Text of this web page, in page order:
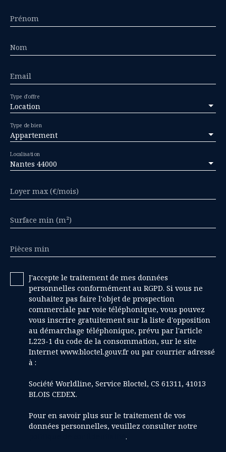
Prénom
Nom
Email
Location
Type d'offre
Appartement
Type de bien
Nantes 44000
Localisation
Loyer max (€/mois)
Surface min (m²)
Pièces min
J'accepte le traitement de mes données
personnelles conformément au RGPD. Si vous ne
souhaitez pas faire l'objet de prospection
commerciale par voie téléphonique, vous pouvez
vous inscrire gratuitement sur la liste d'opposition
au démarchage téléphonique, prévu par l'article
L223-1 du code de la consommation, sur le site
Internet www.bloctel.gouv.fr ou par courrier adressé
à :
Société Worldline, Service Bloctel, CS 61311, 41013
BLOIS CEDEX.
Pour en savoir plus sur le traitement de vos
données personnelles, veuillez consulter notre
.